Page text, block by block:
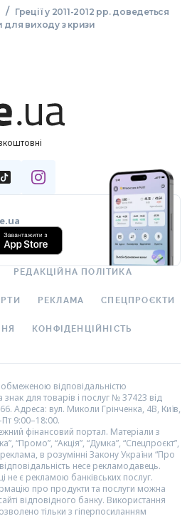
/
Греції у 2011-2012 рр. доведеться
для виходу з кризи
РЕДАКЦІЙНА ПОЛІТИКА
РЕКЛАМА СПЕЦПРОЄКТИ
КОНФІДЕНЦІЙНІСТЬ
відповідальністю
для товарів і послуг № 37423 від
Адреса: вул. Миколи Грінченка, 4В, Київ,
9:00–18:00.
фінансовий портал. Матеріали з
“Промо”, “Акція”, “Думка”, “Спецпроєкт”,
в розумінні Закону України “Про
несе рекламодавець.
не є рекламою банківських послуг.
про продукти та послуги можна
відповідного банку. Використання
тільки з гіперпосиланням